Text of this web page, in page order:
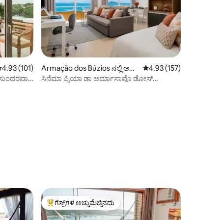
ರಲ್ಲಿ 4.93 ಸರಾಸರಿ ರೇಟಿಂಗ್, 101 ವಿಮರ್ಶೆಗಳು
4.93 (101)
Armação dos Búzios ನಲ್ಲಿ ಅ
ಪಾರ್ಟ್‌ಮಂಟ್
5 ರಲ್ಲಿ 4.93 ಸರಾಸರಿ
4.93 (157)
ಸಿನೆಮಾ ಪ್ರಿಯಾ ಡಾ ಅರ್ಮಾಸಾವೊ ಡೋಸ್
ಗೆಸ್ಟ್‌ಗಳಿಗೆ ಅತಿ ಹೆಚ್ಚು ಅಚ್ಚುಮೆಚ್ಚಿನದು
ಗೆಸ್ಟ್‌ಗಳ ಅಚ್ಚುಮೆಚ್ಚಿನದು